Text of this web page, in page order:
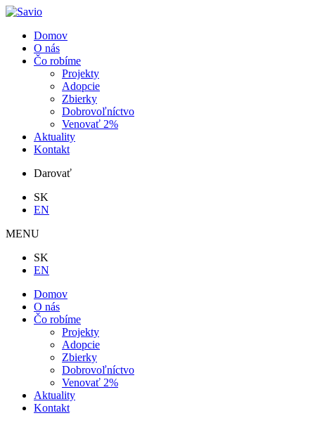
Domov
O nás
Čo robíme
Projekty
Adopcie
Zbierky
Dobrovoľníctvo
Venovať 2%
Aktuality
Kontakt
Darovať
SK
EN
MENU
SK
EN
Domov
O nás
Čo robíme
Projekty
Adopcie
Zbierky
Dobrovoľníctvo
Venovať 2%
Aktuality
Kontakt